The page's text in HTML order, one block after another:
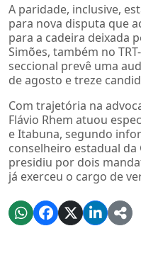
A paridade, inclusive,
para nova disputa que
para a cadeira deixada
Simões, também no
seccional prevê uma
de agosto e treze
Com trajetória na
Flávio Rhem atuou
e Itabuna, segundo
conselheiro estadual da
presidiu por dois
já exerceu o cargo de